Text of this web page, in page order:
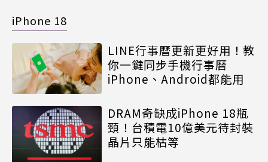
iPhone 18
LINE行事曆更新更好用！教
你一鍵同步手機行事曆
iPhone、Android都能用
DRAM奇缺成iPhone 18瓶
頸！台積電10億美元待封裝
晶片只能枯等